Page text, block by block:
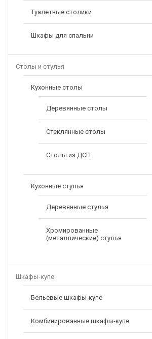
Туалетные столики
Шкафы для спальни
Столы и стулья
Кухонные столы
Деревянные столы
Стеклянные столы
Столы из ДСП
Кухонные стулья
Деревянные стулья
Хромированные
(металлические) стулья
Шкафы-купе
Бельевые шкафы-купе
Комбинированные шкафы-купе